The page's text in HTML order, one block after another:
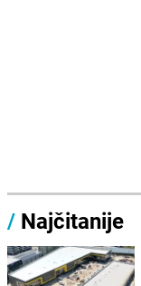
/ Najčitanije